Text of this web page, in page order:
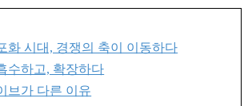
화 시대, 경쟁의 축이 이동하다
수하고, 확장하다
브가 다른 이유